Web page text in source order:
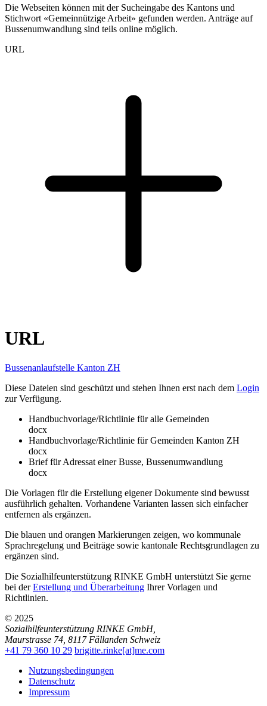
Die Webseiten können mit der Sucheingabe des Kantons und
Stichwort «Gemeinnützige Arbeit» gefunden werden. Anträge auf
Bussenumwandlung sind teils online möglich.
URL
URL
Bussenanlaufstelle Kanton ZH
Diese Dateien sind geschützt und stehen Ihnen erst nach dem Login
zur Verfügung.
Handbuchvorlage/Richtlinie für alle Gemeinden
docx
Handbuchvorlage/Richtlinie für Gemeinden Kanton ZH
docx
Brief für Adressat einer Busse, Bussenumwandlung
docx
Die Vorlagen für die Erstellung eigener Dokumente sind bewusst
ausführlich gehalten. Vorhandene Varianten lassen sich einfacher
entfernen als ergänzen.
Die blauen und orangen Markierungen zeigen, wo kommunale
Sprachregelung und Beiträge sowie kantonale Rechtsgrundlagen zu
ergänzen sind.
Die Sozialhilfeunterstützung RINKE GmbH unterstützt Sie gerne
bei derErstellung und Überarbeitung Ihrer Vorlagen und
Richtlinien.
© 2025
Sozialhilfeunterstützung RINKE GmbH,
Maurstrasse 74 8117 Fällanden Schweiz
+41 79 360 10 29 brigitte.rinke[at]me.com
Nutzungsbedingungen
Datenschutz
Impressum